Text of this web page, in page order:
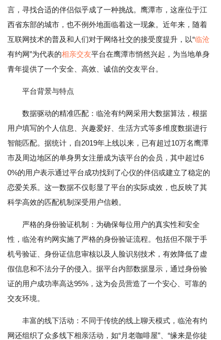
言，寻找合适的伴侣似乎成了一种挑战。鹰潭市，这座位于江
西省东部的城市，也不例外地面临着这一现象。近年来，随着
互联网技术的普及和人们对于网络社交的接受度提升，以“临沧
有约网”为代表的相亲交友平台在鹰潭市悄然兴起，为当地单身
青年提供了一个安全、高效、诚信的交友平台。
平台背景与特点
数据驱动的精准匹配：临沧有约网采用大数据算法，根据
用户填写的个人信息、兴趣爱好、生活方式等多维度数据进行
智能匹配。据统计，自2019年上线以来，已有超过10万名鹰潭
市及周边地区的单身男女注册成为该平台的会员，其中超过6
0%的用户表示通过平台成功找到了心仪的伴侣或建立了稳定的
恋爱关系。这一数据不仅彰显了平台的实际成效，也反映了其
科学高效的匹配机制深受用户信赖。
严格的身份验证机制：为确保每位用户的真实性和安全
性，临沧有约网实施了严格的身份验证流程。包括但不限于手
机号验证、身份证信息审核以及人脸识别技术，有效降低了虚
假信息和不法分子的侵入。据平台内部数据显示，通过身份验
证的用户成功率高达95%，这为会员营造了一个安心、可靠的
交友环境。
丰富的线下活动：不同于传统的线上聊天模式，临沧有约
网还组织了众多线下相亲活动，如“月老咖啡屋”、“缘来是你徒